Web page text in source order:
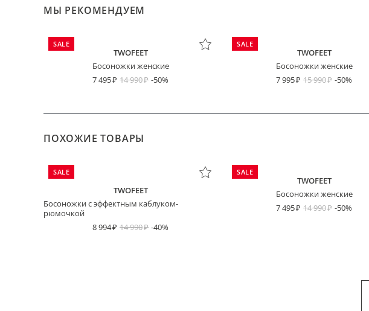
МЫ РЕКОМЕНДУЕМ
SALE
TWOFEET
Босоножки женские
7 495
14 990 -50%
SALE
TWOFEET
Босоножки женские
7 995
15 990 -50%
ПОХОЖИЕ ТОВАРЫ
SALE
TWOFEET
Босоножки с эффектным каблуком-
рюмочкой
8 994
14 990 -40%
SALE
TWOFEET
Босоножки женские
7 495
14 990 -50%